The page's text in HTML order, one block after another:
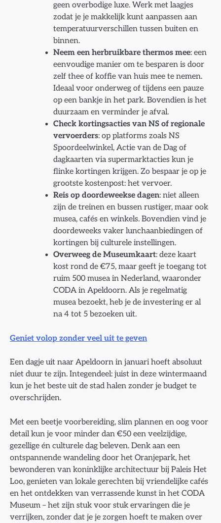
geen overbodige luxe. Werk met laagjes
zodat je je makkelijk kunt aanpassen aan
temperatuurverschillen tussen buiten en
binnen.
Neem een herbruikbare thermos mee: een
eenvoudige manier om te besparen is door
zelf thee of koffie van huis mee te nemen.
Ideaal voor onderweg of tijdens een pauze
op een bankje in het park. Bovendien is het
duurzaam en verminder je afval.
Check kortingsacties van NS of regionale
vervoerders: op platforms zoals NS
Spoordeelwinkel, Actie van de Dag of
dagkaarten via supermarktacties kun je
flinke kortingen krijgen. Zo bespaar je op je
grootste kostenpost: het vervoer.
Reis op doordeweekse dagen: niet alleen
zijn de treinen en bussen rustiger, maar ook
musea, cafés en winkels. Bovendien vind je
doordeweeks vaker lunchaanbiedingen of
kortingen bij culturele instellingen.
Overweeg de Museumkaart: deze kaart
kost rond de €75, maar geeft je toegang tot
ruim 500 musea in Nederland, waaronder
CODA in Apeldoorn. Als je regelmatig
musea bezoekt, heb je de investering er al
na 4 tot 5 bezoeken uit.
Geniet volop zonder veel uit te geven
Een dagje uit naar Apeldoorn in januari hoeft absoluut
niet duur te zijn. Integendeel: juist in deze wintermaand
kun je het beste uit de stad halen zonder je budget te
overschrijden.
Met een beetje voorbereiding, slim plannen en oog voor
detail kun je voor minder dan €50 een veelzijdige,
gezellige én culturele dag beleven. Denk aan een
ontspannende wandeling door het Oranjepark, het
bewonderen van koninklijke architectuur bij Paleis Het
Loo, genieten van lokale gerechten bij vriendelijke cafés
en het ontdekken van verrassende kunst in het CODA
Museum – het zijn stuk voor stuk ervaringen die je
verrijken, zonder dat je je zorgen hoeft te maken over